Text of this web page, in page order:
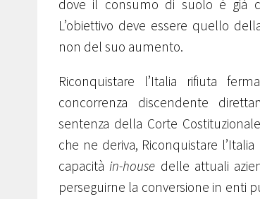
dove il consumo di suolo è già
L’obiettivo deve essere quello
non del suo aumento.
Riconquistare l’Italia rifiuta
concorrenza discendente
sentenza della Corte
che ne deriva, Riconquistare
capacitàin-house delle attuali
perseguirne la conversione in enti